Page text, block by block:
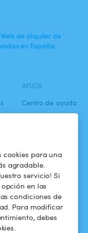
cookies para una
agradable.
servicio! Si
en las
condiciones de
Para modificar
debes
de alquiler de
en España.
AYUDA
Centro de ayuda
confidencialidad
Aviso legal
LA APP